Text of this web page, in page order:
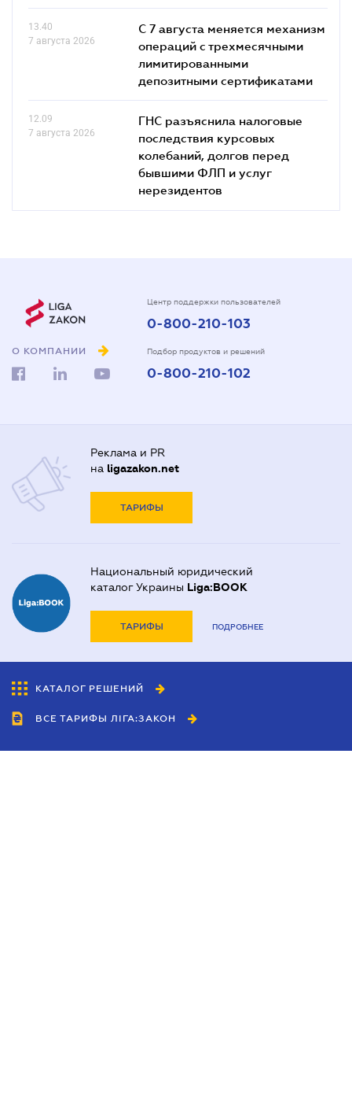
13.40
7 августа 2026
С 7 августа меняется механизм
операций с трехмесячными
лимитированными
депозитными сертификатами
12.09
7 августа 2026
ГНС разъяснила налоговые
последствия курсовых
колебаний, долгов перед
бывшими ФЛП и услуг
нерезидентов
О КОМПАНИИ
Центр поддержки пользователей
0-800-210-103
Подбор продуктов и решений
0-800-210-102
Реклама и PR
на ligazakon.net
ТАРИФЫ
Национальный юридический
каталог Украины Liga:BOOK
ТАРИФЫ ПОДРОБНЕЕ
КАТАЛОГ РЕШЕНИЙ
ВСЕ ТАРИФЫ ЛІГА:ЗАКОН